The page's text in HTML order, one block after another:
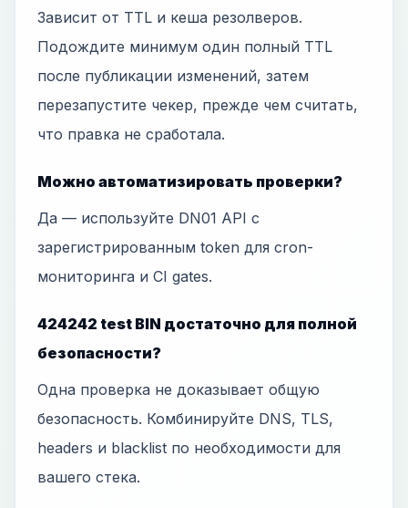
Зависит от TTL и кеша резолверов.
Подождите минимум один полный TTL
после публикации изменений, затем
перезапустите чекер, прежде чем считать,
что правка не сработала.
Можно автоматизировать проверки?
Да — используйте DN01 API с
зарегистрированным token для cron-
мониторинга и CI gates.
424242 test BIN достаточно для полной
безопасности?
Одна проверка не доказывает общую
безопасность. Комбинируйте DNS, TLS,
headers и blacklist по необходимости для
вашего стека.